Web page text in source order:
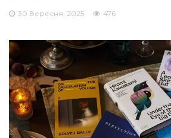
30 Вересня, 2025 476